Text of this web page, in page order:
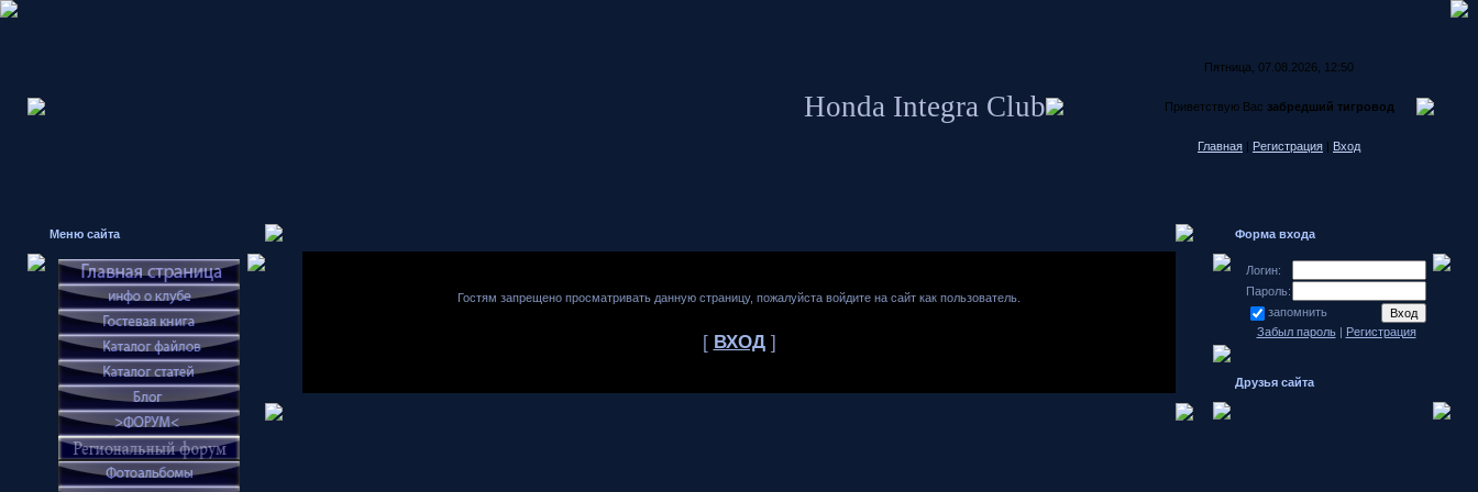
Honda Integra Club
Пятница, 07.08.2026, 12:50
Приветствую Вас забредший тигровод
Главная | Регистрация | Вход
Меню сайта
Гостям запрещено просматривать данную страницу, пожалуйста войдите на сайт как пользователь.
[ ВХОД]
Форма входа
Логин:
Пароль:
запомнить
Забыл пароль| Регистрация
Друзья сайта